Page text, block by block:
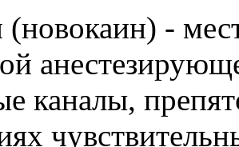
-
каналы,